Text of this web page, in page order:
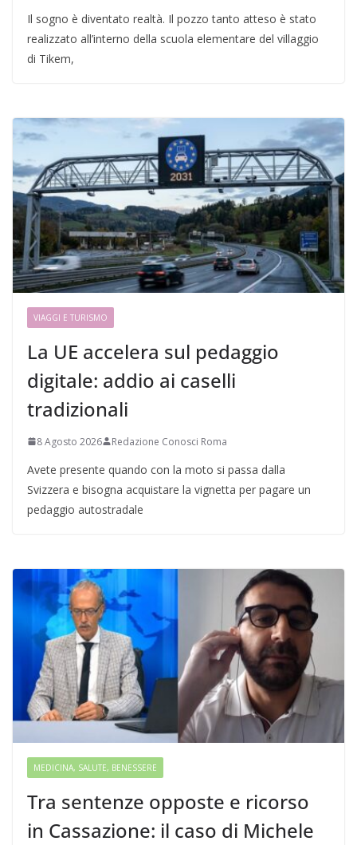
Il sogno è diventato realtà. Il pozzo tanto atteso è stato
realizzato all’interno della scuola elementare del villaggio
di Tikem,
VIAGGI E TURISMO
La UE accelera sul pedaggio
digitale: addio ai caselli
tradizionali
8 Agosto 2026 Redazione Conosci Roma
Avete presente quando con la moto si passa dalla
Svizzera e bisogna acquistare la vignetta per pagare un
pedaggio autostradale
MEDICINA, SALUTE, BENESSERE
Tra sentenze opposte e ricorso
in Cassazione: il caso di Michele